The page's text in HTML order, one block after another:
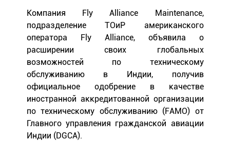
Компания Fly Alliance Maintenance,
подразделение ТОиР американского
оператора Fly Alliance, объявила о
расширении своих глобальных
возможностей по техническому
обслуживанию в Индии, получив
официальное одобрение в качестве
иностранной аккредитованной организации
по техническому обслуживанию (FAMO) от
Главного управления гражданской авиации
Индии (DGCA).